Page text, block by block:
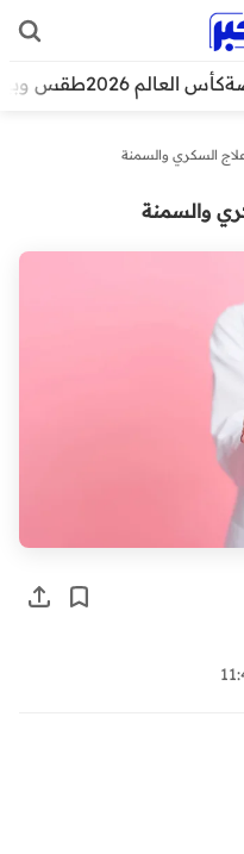
كأس العالم 2026 طقس
السكري والسمنة
والسمنة